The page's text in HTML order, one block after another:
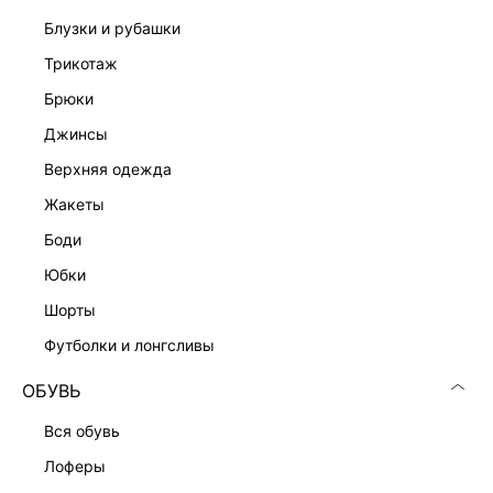
блузки и рубашки
трикотаж
брюки
джинсы
верхняя одежда
жакеты
боди
юбки
шорты
футболки и лонгсливы
ОБУВЬ
вся обувь
лоферы
КАТАЛОГ
КОМПАНИЯ
ЛИЧНЫЙ КАБИНЕТ